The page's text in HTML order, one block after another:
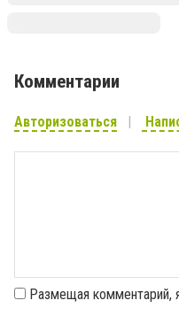
Комментарии
Авторизоваться
Размещая комментарий,